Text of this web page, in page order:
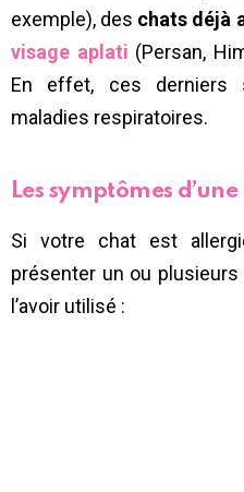
exemple), des chats déjà
visage aplati (Persan,
En effet, ces derniers
maladies respiratoires.
Les symptômes
Si votre chat est
présenter un ou
l’avoir utilisé :